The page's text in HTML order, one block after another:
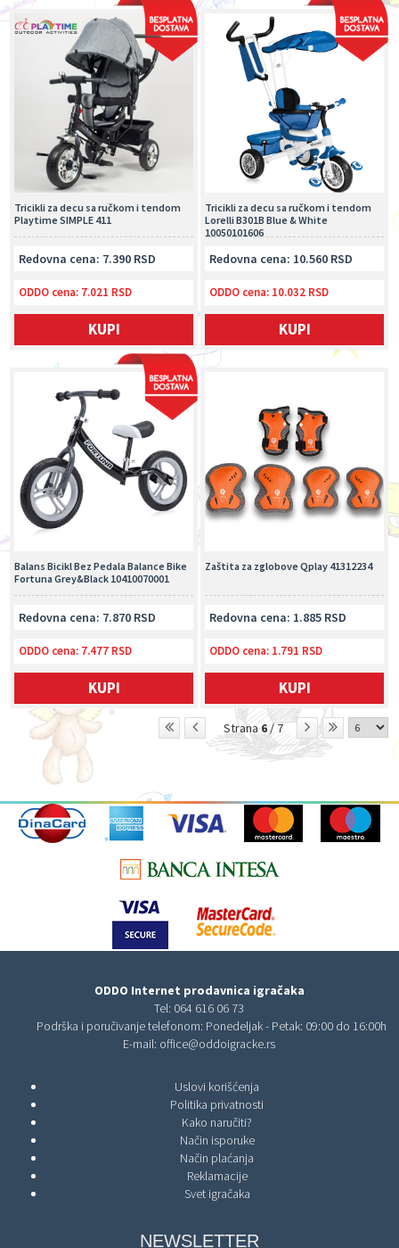
Tricikli za decu sa ručkom i tendom
Lorelli B301B Blue & White
10050101606
Redovna cena: 10.560 RSD
ODDO cena: 10.032 RSD
KUPI
Tricikli za decu sa ručkom i tendom
Playtime SIMPLE 411
Redovna cena: 7.390 RSD
ODDO cena: 7.021 RSD
KUPI
Zaštita za zglobove Qplay 41312234
Redovna cena: 1.885 RSD
ODDO cena: 1.791 RSD
KUPI
Balans Bicikl Bez Pedala Balance Bike
Fortuna Grey&Black 10410070001
Redovna cena: 7.870 RSD
ODDO cena: 7.477 RSD
KUPI
Strana 6/ 7
ODDO Internet prodavnica igračaka
Tel: 064 616 06 73
Podrška i poručivanje telefonom: Ponedeljak - Petak: 09:00 do 16:00h
E-mail: office@oddoigracke.rs
Uslovi korišćenja
Politika privatnosti
Kako naručiti?
Način isporuke
Način plaćanja
Reklamacije
Svet igračaka
NEWSLETTER